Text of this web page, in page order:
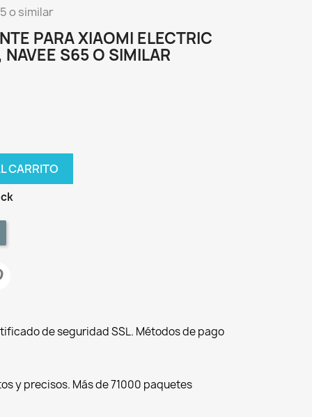
o similar
PARA XIAOMI ELECTRIC
S65 O SIMILAR
CARRITO
de seguridad SSL. Métodos de pago
y precisos. Más de 71000 paquetes